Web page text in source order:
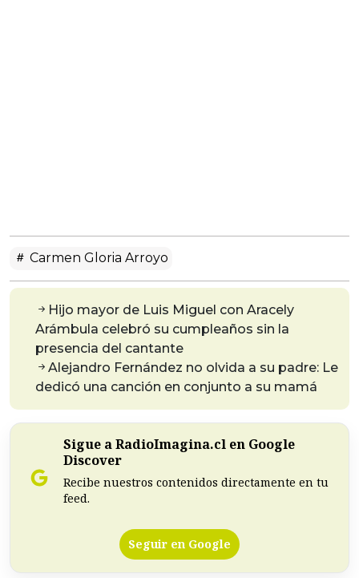
Carmen Gloria Arroyo
Hijo mayor de Luis Miguel con Aracely
Arámbula celebró su cumpleaños sin la
presencia del cantante
Alejandro Fernández no olvida a su padre: Le
dedicó una canción en conjunto a su mamá
Sigue a RadioImagina.cl en Google
Discover
Recibe nuestros contenidos directamente en tu
feed.
Seguir en Google